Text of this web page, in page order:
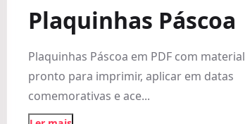
Plaquinhas Páscoa
Plaquinhas Páscoa em PDF com material
pronto para imprimir, aplicar em datas
comemorativas e ace...